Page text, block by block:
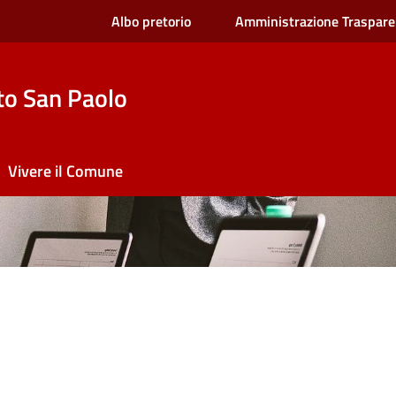
Albo pretorio Amministrazione
San Paolo
Vivere il Comune